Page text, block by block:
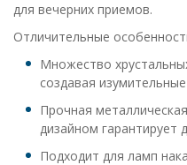
для вечерних приемов.
Отличительные
Множество
создавая
Прочная
дизайном гарантирует
Подходит для ламп